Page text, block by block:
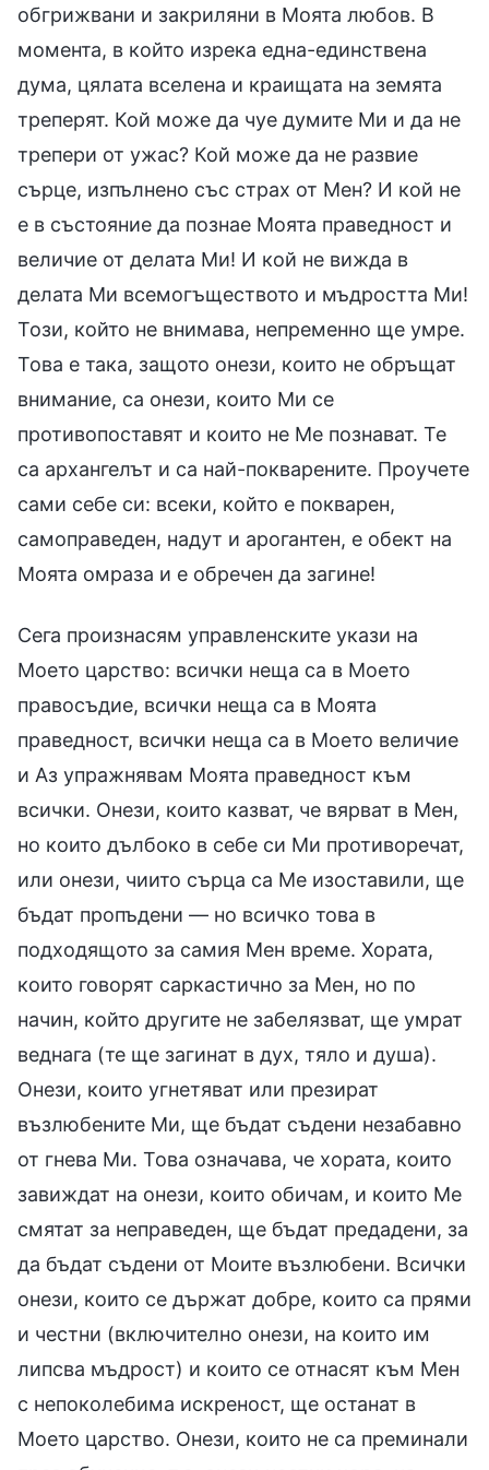
обгрижвани и закриляни в Моята любов. В
момента, в който изрека една-единствена
дума, цялата вселена и краищата на земята
треперят. Кой може да чуе думите Ми и да не
трепери от ужас? Кой може да не развие
сърце, изпълнено със страх от Мен? И кой не
е в състояние да познае Моята праведност и
величие от делата Ми! И кой не вижда в
делата Ми всемогъществото и мъдростта Ми!
Този, който не внимава, непременно ще умре.
Това е така, защото онези, които не обръщат
внимание, са онези, които Ми се
противопоставят и които не Ме познават. Те
са архангелът и са най-покварените. Проучете
сами себе си: всеки, който е покварен,
самоправеден, надут и арогантен, е обект на
Моята омраза и е обречен да загине!
Сега произнасям управленските укази на
Моето царство: всички неща са в Моето
правосъдие, всички неща са в Моята
праведност, всички неща са в Моето величие
и Аз упражнявам Моята праведност към
всички. Онези, които казват, че вярват в Мен,
но които дълбоко в себе си Ми противоречат,
или онези, чиито сърца са Ме изоставили, ще
бъдат пропъдени — но всичко това в
подходящото за самия Мен време. Хората,
които говорят саркастично за Мен, но по
начин, който другите не забелязват, ще умрат
веднага (те ще загинат в дух, тяло и душа).
Онези, които угнетяват или презират
възлюбените Ми, ще бъдат съдени незабавно
от гнева Ми. Това означава, че хората, които
завиждат на онези, които обичам, и които Ме
смятат за неправеден, ще бъдат предадени, за
да бъдат съдени от Моите възлюбени. Всички
онези, които се държат добре, които са прями
и честни (включително онези, на които им
липсва мъдрост) и които се отнасят към Мен
с непоколебима искреност, ще останат в
Моето царство. Онези, които не са преминали